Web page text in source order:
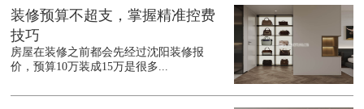
装修预算不超支，掌握精准控费
技巧
房屋在装修之前都会先经过沈阳装修报
价，预算10万装成15万是很多...